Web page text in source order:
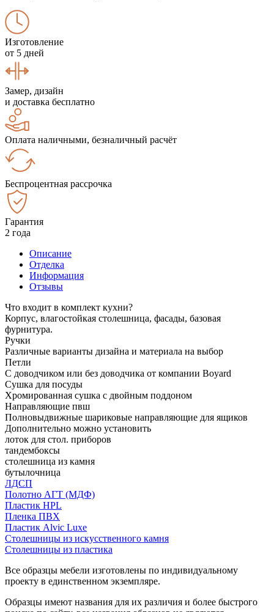
Изготовление
от 5 дней
Замер, дизайн
и доставка бесплатно
Оплата наличными, безналичный расчёт
Беспроцентная рассрочка
Гарантия
2 года
Описание
Отделка
Информация
Отзывы
Что входит в комплект кухни?
Корпус, влагостойкая столешница, фасады, базовая
фурнитура.
Ручки
Различные варианты дизайна и материала на выбор
Петли
С доводчиком или без доводчика от компании Boyard
Сушка для посуды
Хромированная сушка с двойным поддоном
Направляющие пвш
Полновыдвижные шариковые направляющие для ящиков
Дополнительно можно установить
лоток для стол. приборов
тандембоксы
столешница из камня
бутылочница
ЛДСП
Полотно АГТ (МДФ)
Пластик HPL
Пленка ПВХ
Пластик Alvic Luxe
Столешницы из искусственного камня
Столешницы из пластика
Все образцы мебели изготовлены по индивидуальному
проекту в единственном экземпляре.
Образцы имеют названия для их различия и более быстрого